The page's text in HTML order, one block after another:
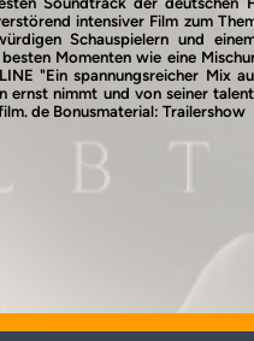
intensiver Film zum
Schauspielern und
besten Momenten wie eine
"Ein spannungsreicher Mix
ernst nimmt und von seiner
de Bonusmaterial: Trailershow